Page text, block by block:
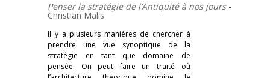
Penser la stratégie de l’Antiquité à nos jours -
Christian Malis
Il y a plusieurs manières de chercher à
prendre une vue synoptique de la
stratégie en tant que domaine de
pensée. On peut faire un traité où